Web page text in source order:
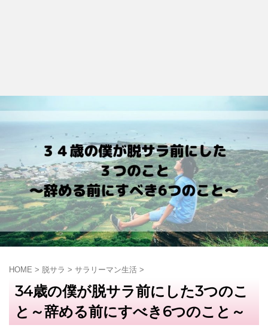
HOME > 脱サラ > サラリーマン生活 >
34歳の僕が脱サラ前にした3つのこ
と～辞める前にすべき6つのこと～